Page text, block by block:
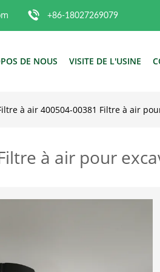
+86-18027269079
DE NOUS VISITE DE L'USINE
à air 400504-00381 Filtre à air
à air pour